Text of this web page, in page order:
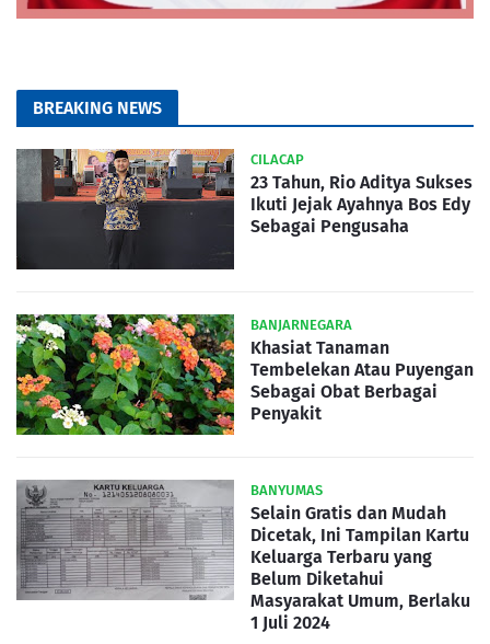
BREAKING NEWS
CILACAP
23 Tahun, Rio Aditya Sukses
Ikuti Jejak Ayahnya Bos Edy
Sebagai Pengusaha
BANJARNEGARA
Khasiat Tanaman
Tembelekan Atau Puyengan
Sebagai Obat Berbagai
Penyakit
BANYUMAS
Selain Gratis dan Mudah
Dicetak, Ini Tampilan Kartu
Keluarga Terbaru yang
Belum Diketahui
Masyarakat Umum, Berlaku
1 Juli 2024